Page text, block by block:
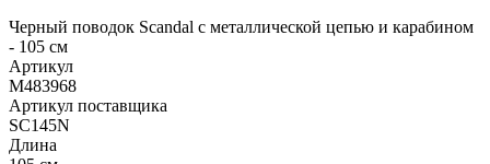
Черный поводок Scandal с металлической цепью и карабином
- 105 см
Артикул
M483968
Артикул поставщика
SC145N
Длина